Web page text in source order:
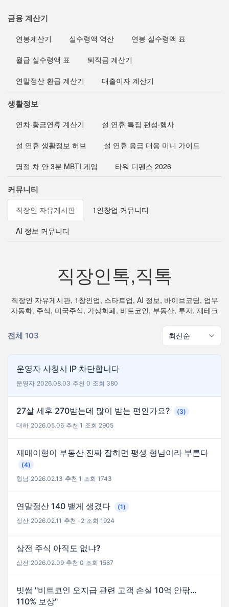
금융 계산기
연봉계산기 실수령액 역산 연봉 실수령액 표
월급 실수령액 표 퇴직금 계산기
연말정산 환급 계산기 대출이자 계산기
생활정보
연차·황금연휴 계산기 설 연휴 특집 편성·행사
설 연휴 생활정보 허브 설 연휴 응급 대응 미니 가이드
명절 차 안 3분 MBTI 게임 타워 디펜스 2026
커뮤니티
직장인 자유게시판 1인창업 커뮤니티
AI 정보 커뮤니티
직장인톡,직톡
직장인 자유게시판, 1창인업, 스타트업, AI 정보, 바이브코딩, 업무
자동화, 주식, 미국주식, 가상화폐, 비트코인, 부동산, 투자, 재테크
전체 103
운영자 사칭시 IP 차단합니다
운영자 2026.08.03 추천 0 조회 380
27살 세후 270받는데 많이 받는 편인가요?
(3)
대하 2026.05.06 추천 1 조회 2905
재매이형이 부동산 진짜 잡히면 평생 형님이라 부른다
(4)
형님 2026.02.13 추천 1 조회 1743
연말정산 140 뱉게 생겼다
(1)
정산 2026.02.11 추천 -2 조회 1924
삼전 주식 아직도 없냐?
삼전 2026.02.09 추천 0 조회 1587
빗썸 "비트코인 오지급 관련 고객 손실 10억 안팎…
110% 보상"